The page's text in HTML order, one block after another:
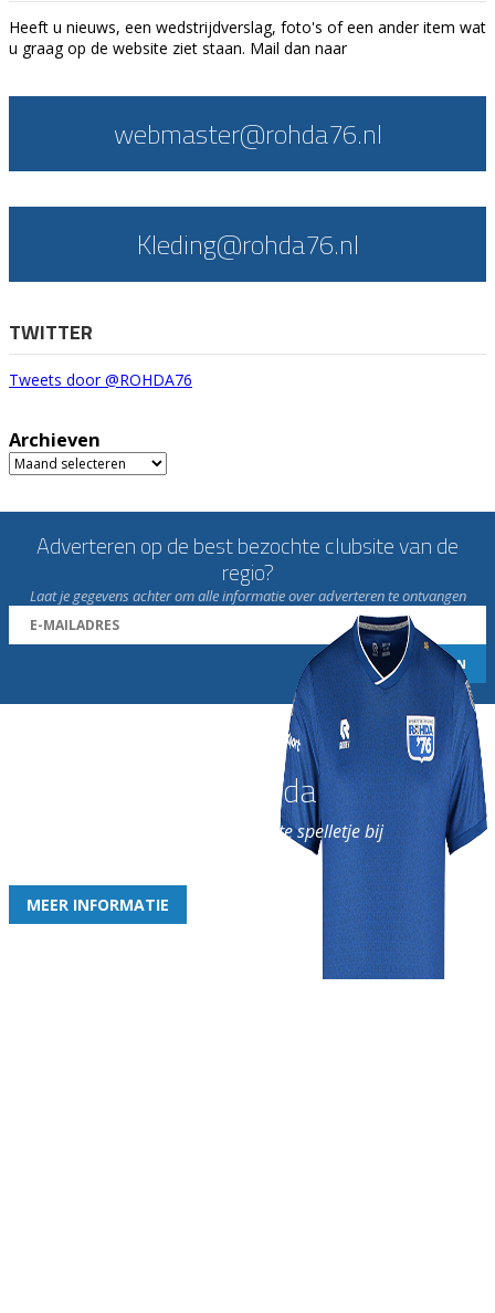
Heeft u nieuws, een wedstrijdverslag, foto's of een ander item wat
u graag op de website ziet staan. Mail dan naar
webmaster@rohda76.nl
Kleding@rohda76.nl
TWITTER
Tweets door @ROHDA76
Archieven
Archieven
Adverteren op de best bezochte clubsite van de
regio?
Laat je gegevens achter om alle informatie over adverteren te ontvangen
Word nu lid van Rohda
en geniet iedere week van het leukste spelletje bij
MEER INFORMATIE